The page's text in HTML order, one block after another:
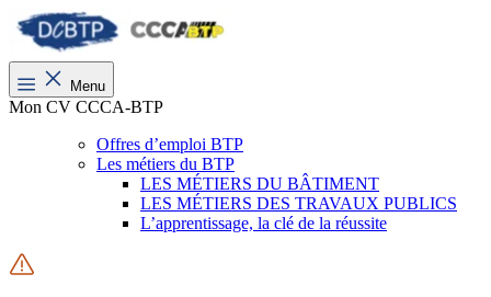
Menu
Mon CV CCCA-BTP
Offres d’emploi BTP
Les métiers du BTP
LES MÉTIERS DU BÂTIMENT
LES MÉTIERS DES TRAVAUX PUBLICS
L’apprentissage, la clé de la réussite